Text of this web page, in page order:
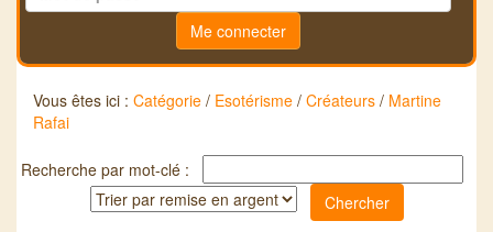
Me connecter
Vous êtes ici : Catégorie / Esotérisme / Créateurs / Martine
Rafai
Recherche par mot-clé :